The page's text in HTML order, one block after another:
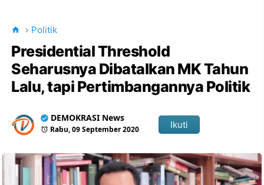
Politik
Presidential Threshold
Seharusnya Dibatalkan MK Tahun
Lalu, tapi Pertimbangannya Politik
DEMOKRASI News
Rabu, 09 September 2020 Ikuti